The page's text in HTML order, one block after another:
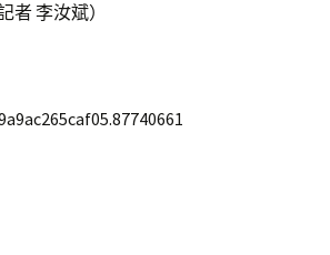
者 李汝斌）